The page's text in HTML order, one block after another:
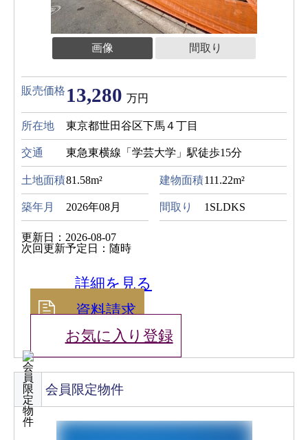
画像 間取り
販売価格 13,280 万円
所在地 東京都世田谷区下馬４丁目
交通 東急東横線「学芸大学」駅徒歩15分
土地面積81.58m² 建物面積111.22m²
築年月 2026年08月 間取り 1SLDKS
更新日：2026-08-07
次回更新予定日：随時
詳細を見る
資料請求
お気に入り登録
会員限定物件